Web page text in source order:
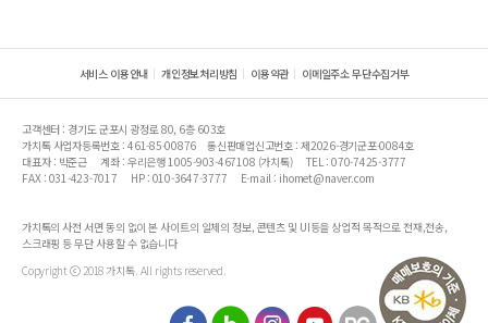
서비스 이용안내 개인정보처리방침 이용약관 이메일주소 무단수집거부
고객센터 : 경기도 군포시 광정로 80, 6층 603호
가치톡 사업자등록번호 : 461-85-00876
통신판매업신고번호 : 제2026-경기군포-0084호
대표자 : 박준근
계좌 : 우리은행 1005-903-467108 (가치톡)
TEL : 070-7425-3777
FAX : 031-423-7017
HP : 010-3647-3777 E-mail : ihomet@naver.com
가치톡의 사전 서면 동의 없이 본 사이트의 일체의 정보, 콘텐츠 및 UI등을 상업적 목적으로 전재,전송,
스크래핑 등 무단 사용할 수 없습니다
Copyright ⓒ 2018 가치톡. All rights reserved.